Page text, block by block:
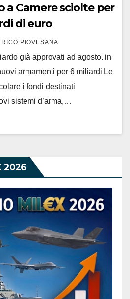
a Camere sciolte per
di euro
PIOVESANA
già approvati ad agosto, in
armamenti per 6 miliardi Le
i fondi destinati
sistemi d’arma,…
2026